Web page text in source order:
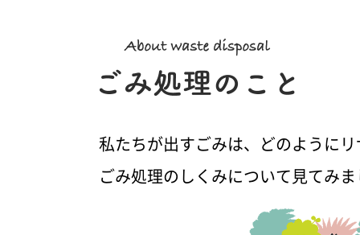
私たちが出すごみは、どのように
ごみ処理のしくみについて見てみ